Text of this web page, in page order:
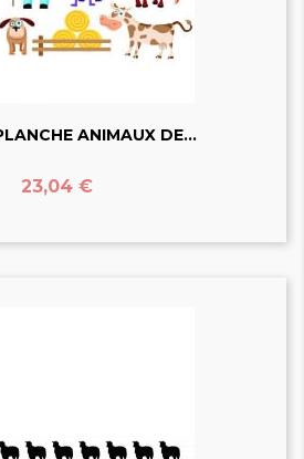
ANIMAUX DE...
Prix
23,04 €